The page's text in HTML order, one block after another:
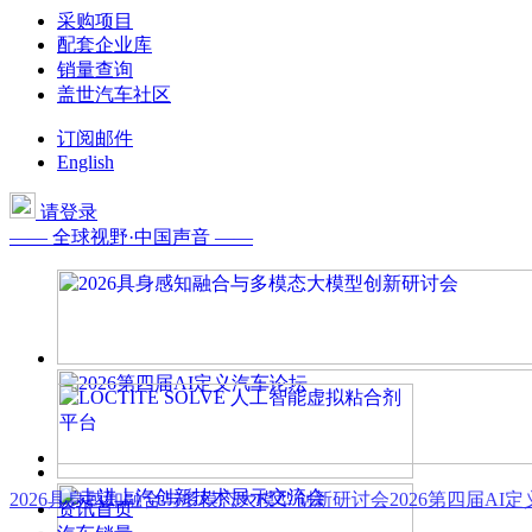
采购项目
配套企业库
销量查询
盖世汽车社区
订阅邮件
English
请登录
—— 全球视野·中国声音 ——
2026具身感知融合与多模态大模型创新研讨会2026第四届AI定
资讯首页